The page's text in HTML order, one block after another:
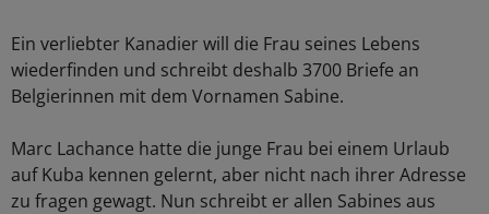
Ein verliebter Kanadier will die Frau seines Lebens
wiederfinden und schreibt deshalb 3700 Briefe an
Belgierinnen mit dem Vornamen Sabine.
Marc Lachance hatte die junge Frau bei einem Urlaub
auf Kuba kennen gelernt, aber nicht nach ihrer Adresse
zu fragen gewagt. Nun schreibt er allen Sabines aus